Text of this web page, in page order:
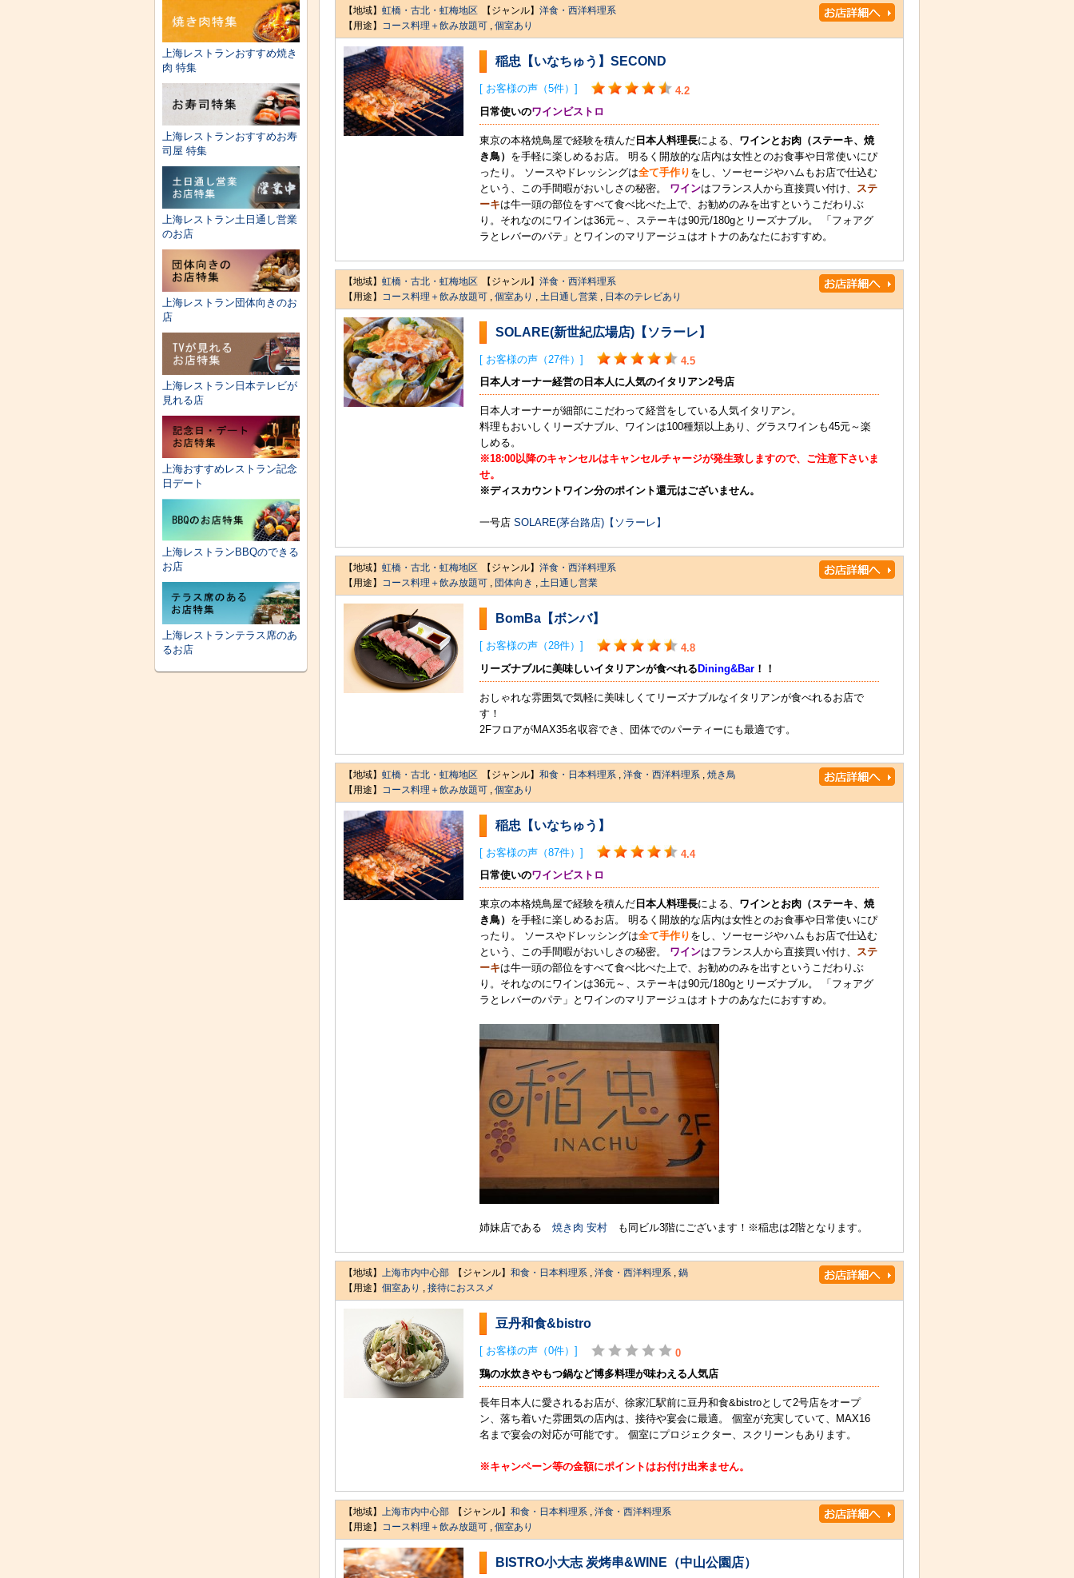
上海レストランおすすめ焼き
肉 特集
上海レストランおすすめお寿
司屋 特集
上海レストラン土日通し営業
のお店
上海レストラン団体向きのお
店
上海レストラン日本テレビが
見れる店
上海おすすめレストラン記念
日デート
上海レストランBBQのできる
お店
上海レストランテラス席のあ
るお店
【地域】 虹橋・古北・虹梅地区 【ジャンル】 洋食・西洋料理系
【用途】 コース料理＋飲み放題可 , 個室あり
稲忠【いなちゅう】SECOND
[ お客様の声（5件）]
4.2
日常使いのワインビストロ
東京の本格焼鳥屋で経験を積んだ日本人料理長による、 ワインとお肉（ステーキ、焼
き鳥） を手軽に楽しめるお店。 明るく開放的な店内は女性とのお食事や日常使いにぴ
ったり。 ソースやドレッシングは全て手作り をし、ソーセージやハムもお店で仕込む
という、この手間暇がおいしさの秘密。 ワインはフランス人から直接買い付け、
ステ
ーキは牛一頭の部位をすべて食べ比べた上で、お勧めのみを出すというこだわりぶ
り。それなのにワインは36元～、ステーキは90元/180gとリーズナブル。 「フォアグ
ラとレバーのパテ」とワインのマリアージュはオトナのあなたにおすすめ。
【地域】 虹橋・古北・虹梅地区 【ジャンル】 洋食・西洋料理系
【用途】
コース料理＋飲み放題可 個室あり 土日通し営業 日本のテレビあり
SOLARE(新世紀広場店)【ソラーレ】
[ お客様の声（27件）]
4.5
日本人オーナー経営の日本人に人気のイタリアン2号店
日本人オーナーが細部にこだわって経営をしている人気イタリアン。
料理もおいしくリーズナブル、ワインは100種類以上あり、グラスワインも45元～楽
しめる。
※18:00以降のキャンセルはキャンセルチャージが発生致しますので、ご注意下さいま
せ。
※ディスカウントワイン分のポイント還元はございません。
一号店 SOLARE(茅台路店)【ソラーレ】
【地域】 虹橋・古北・虹梅地区 【ジャンル】 洋食・西洋料理系
【用途】 コース料理＋飲み放題可 , 団体向き , 土日通し営業
BomBa【ボンバ】
[ お客様の声（28件）]
4.8
リーズナブルに美味しいイタリアンが食べれる Dining&Bar ！！
おしゃれな雰囲気で気軽に美味しくてリーズナブルなイタリアンが食べれるお店で
す！
2FフロアがMAX35名収容でき、団体でのパーティーにも最適です。
【地域】 虹橋・古北・虹梅地区 【ジャンル】 和食・日本料理系 , 洋食・西洋料理系 , 焼き鳥
【用途】 コース料理＋飲み放題可 , 個室あり
稲忠【いなちゅう】
[ お客様の声（87件）]
4.4
日常使いのワインビストロ
東京の本格焼鳥屋で経験を積んだ 日本人料理長による、 ワインとお肉（ステーキ、焼
き鳥） を手軽に楽しめるお店。 明るく開放的な店内は女性とのお食事や日常使いにぴ
ったり。 ソースやドレッシングは全て手作り をし、ソーセージやハムもお店で仕込む
という、この手間暇がおいしさの秘密。 ワインはフランス人から直接買い付け、 ステ
ーキは牛一頭の部位をすべて食べ比べた上で、お勧めのみを出すというこだわりぶ
り。それなのにワインは36元～、ステーキは90元/180gとリーズナブル。 「フォアグ
ラとレバーのパテ」とワインのマリアージュはオトナのあなたにおすすめ。
姉妹店である 焼き肉 安村 も同ビル3階にございます！※稲忠は2階となります。
【地域】 上海市内中心部 【ジャンル】 和食・日本料理系 , 洋食・西洋料理系 , 鍋
【用途】 個室あり , 接待におススメ
豆丹和食&bistro
[ お客様の声（0件）]
0
鶏の水炊きやもつ鍋など博多料理が味わえる人気店
長年日本人に愛されるお店が、徐家汇駅前に豆丹和食&bistroとして2号店をオープ
ン、落ち着いた雰囲気の店内は、接待や宴会に最適。 個室が充実していて、MAX16
名まで宴会の対応が可能です。 個室にプロジェクター、スクリーンもあります。
※キャンペーン等の金額にポイントはお付け出来ません。
【地域】 上海市内中心部 【ジャンル】 和食・日本料理系 , 洋食・西洋料理系
【用途】 コース料理＋飲み放題可 , 個室あり
BISTRO小大志 炭烤串&WINE（中山公園店）